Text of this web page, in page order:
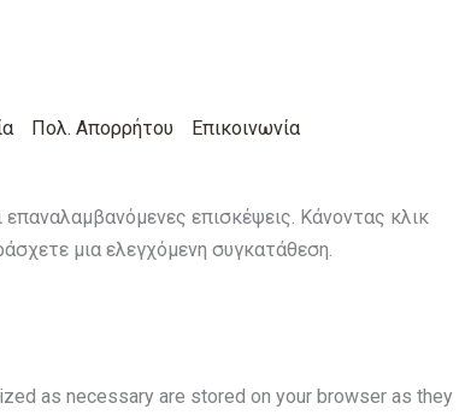
Πολ. Απορρήτου Επικοινωνία
επισκέψεις. Κάνοντας κλικ
μια ελεγχόμενη συγκατάθεση.
as necessary are stored on your browser as they